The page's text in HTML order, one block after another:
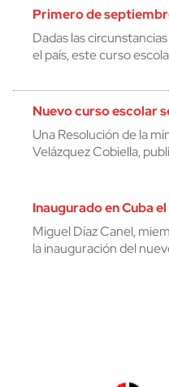
Primero de
Dadas las
el país, este curso
Nuevo curso escolar
Una Resolución de la
Velázquez Cobiella,
Inaugurado en Cuba
Miguel Díaz Canel,
la inauguración del